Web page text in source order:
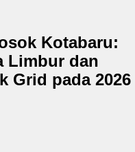
Kotabaru:
Limbur dan
Grid pada 2026